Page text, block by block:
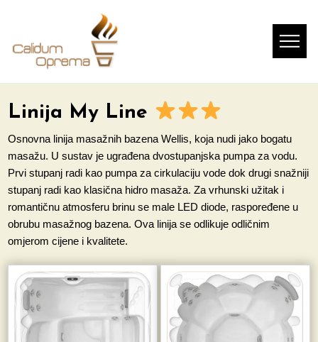
Linija My Line
Osnovna linija masažnih bazena Wellis, koja nudi jako bogatu
masažu. U sustav je ugrađena dvostupanjska pumpa za vodu.
Prvi stupanj radi kao pumpa za cirkulaciju vode dok drugi snažniji
stupanj radi kao klasična hidro masaža. Za vrhunski užitak i
romantičnu atmosferu brinu se male LED diode, raspoređene u
obrubu masažnog bazena. Ova linija se odlikuje odličnim
omjerom cijene i kvalitete.